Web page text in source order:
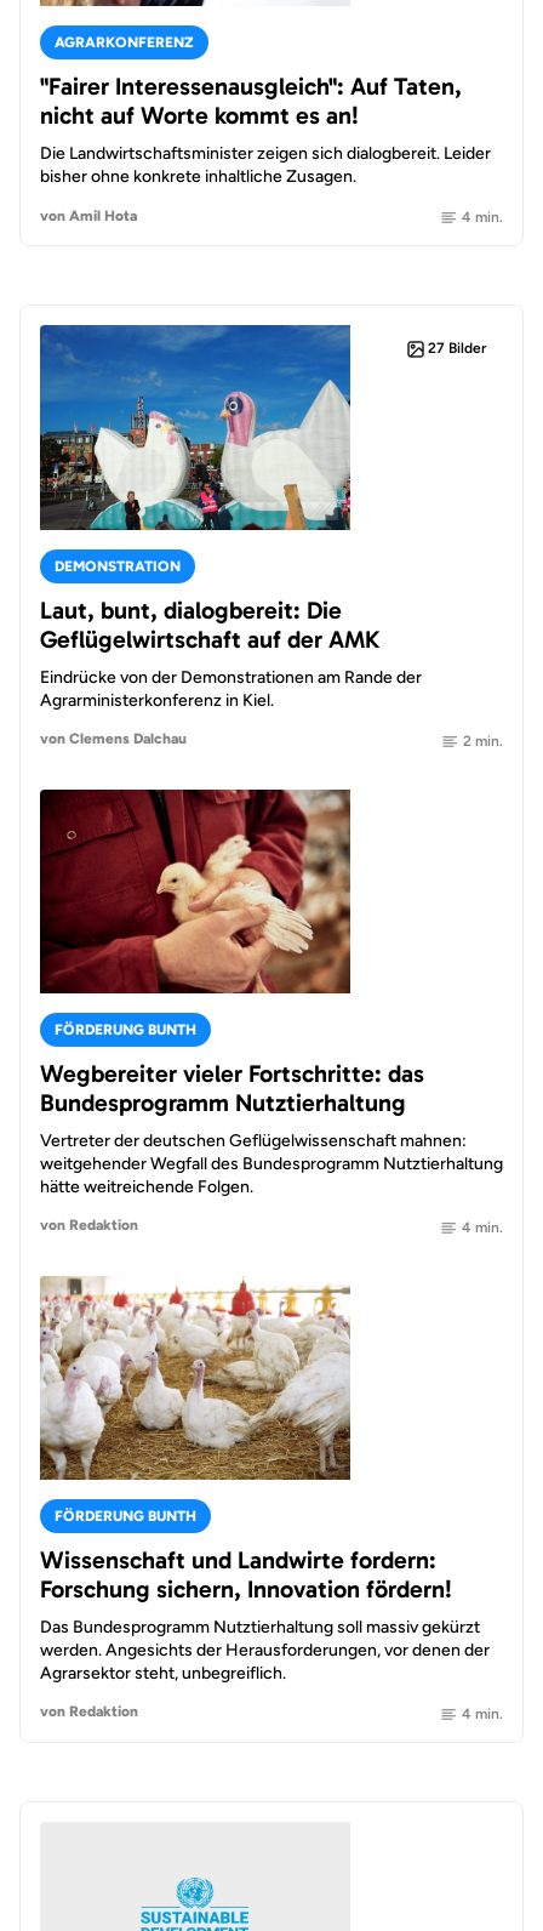
AGRARKONFERENZ
"Fairer Interessenausgleich": Auf Taten,
nicht auf Worte kommt es an!
Die Landwirtschaftsminister zeigen sich dialogbereit. Leider
bisher ohne konkrete inhaltliche Zusagen.
von Amil Hota 4 min.
27 Bilder
DEMONSTRATION
Laut, bunt, dialogbereit: Die
Geflügelwirtschaft auf der AMK
Eindrücke von der Demonstrationen am Rande der
Agrarministerkonferenz in Kiel.
von Clemens Dalchau 2 min.
FÖRDERUNG BUNTH
Wegbereiter vieler Fortschritte: das
Bundesprogramm Nutztierhaltung
Vertreter der deutschen Geflügelwissenschaft mahnen:
weitgehender Wegfall des Bundesprogramm Nutztierhaltung
hätte weitreichende Folgen.
von Redaktion 4 min.
FÖRDERUNG BUNTH
Wissenschaft und Landwirte fordern:
Forschung sichern, Innovation fördern!
Das Bundesprogramm Nutztierhaltung soll massiv gekürzt
werden. Angesichts der Herausforderungen, vor denen der
Agrarsektor steht, unbegreiflich.
von Redaktion 4 min.